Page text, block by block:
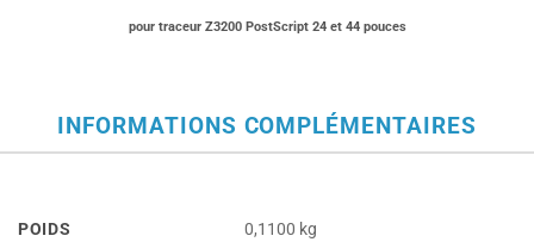
pour traceur Z3200 PostScript 24 et 44 pouces
INFORMATIONS COMPLÉMENTAIRES
POIDS 0,1100 kg